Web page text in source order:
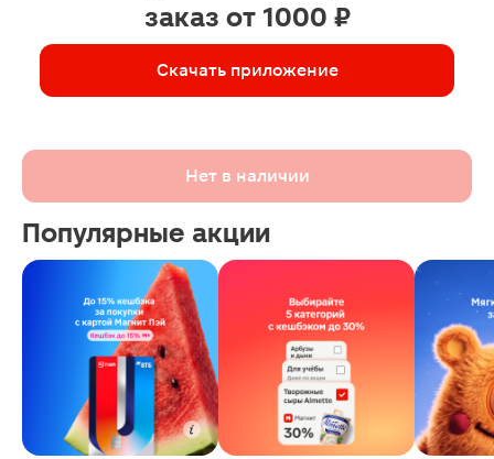
заказ от 1000 ₽
Скачать приложение
Нет в наличии
Популярные акции